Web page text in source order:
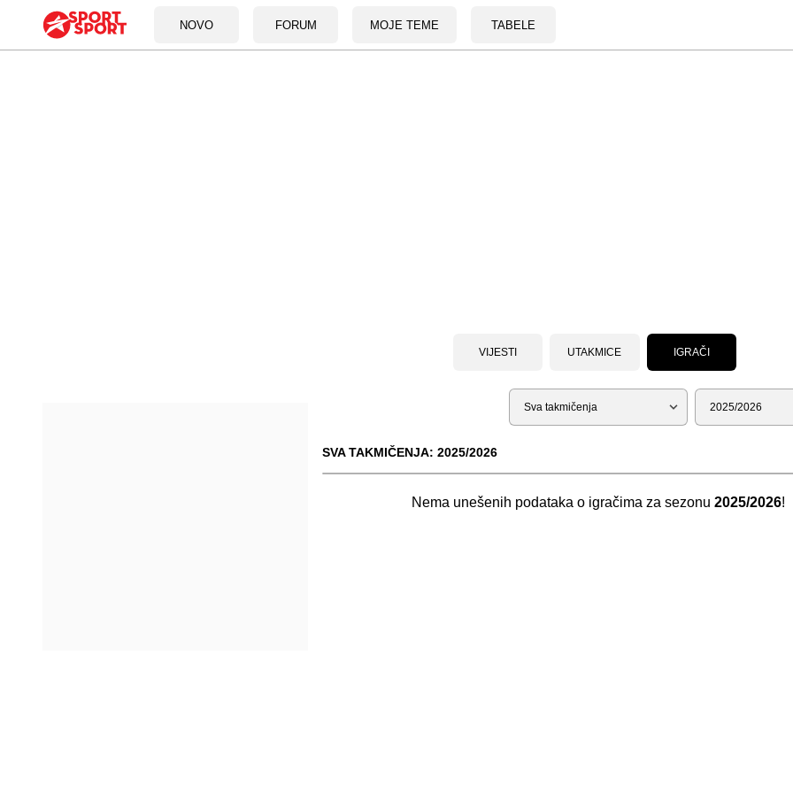
NOVO FORUM MOJE TEME TABELE
VIJESTI UTAKMICE IGRAČI
Tip Sezona
SVA TAKMIČENJA: 2025/2026
Nema unešenih podataka o igračima za sezonu 2025/2026!